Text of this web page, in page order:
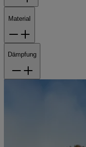
Material
Dämpfung